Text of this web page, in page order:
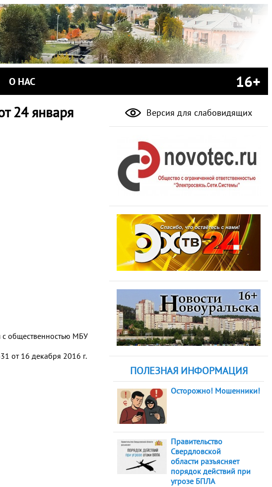
О НАС 16+
24 января
с общественностью МБУ
от 16 декабря 2016 г.
Версия для слабовидящих
ПОЛЕЗНАЯ ИНФОРМАЦИЯ
Осторожно! Мошенники!
Правительство
Свердловской
области разъясняет
порядок действий при
угрозе БПЛА